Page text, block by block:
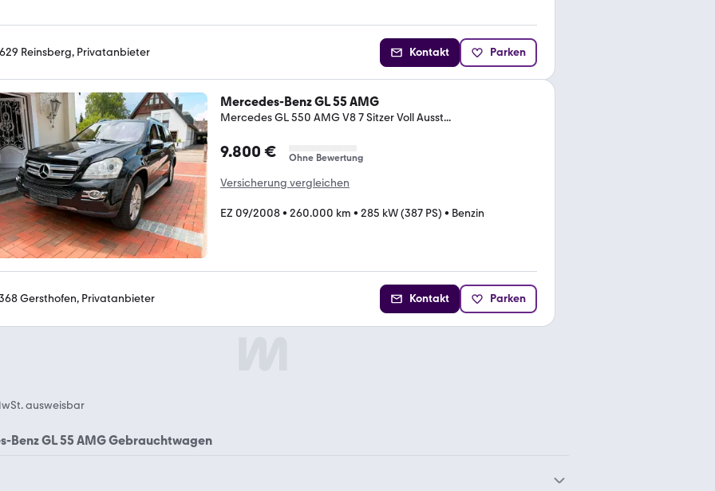
Reinsberg, Privatanbieter Kontakt Parken
Mercedes-Benz GL 55 AMG
Mercedes GL 550 AMG V8 7 Sitzer Voll Ausst...
9.800 € Ohne Bewertung
Versicherung vergleichen
EZ 09/2008• 260.000 km • 285 kW (387 PS) • Benzin
Gersthofen, Privatanbieter Kontakt Parken
ausweisbar
Benz GL 55 AMG Gebrauchtwagen